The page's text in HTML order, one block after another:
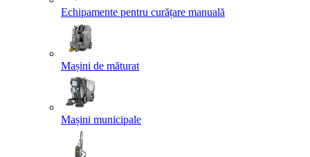
Echipamente pentru curățare manuală
Mașini de măturat
Mașini municipale